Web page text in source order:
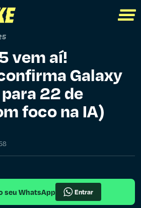
vem aí!
Galaxy
22 de
foco na IA)
seu WhatsApp Entrar